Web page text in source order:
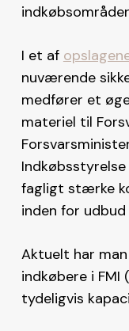
I et af
nuværende
medfører et
materiel til
fagligt stærke
inden for
Aktuelt har
indkøbere i FMI
tydeligvis